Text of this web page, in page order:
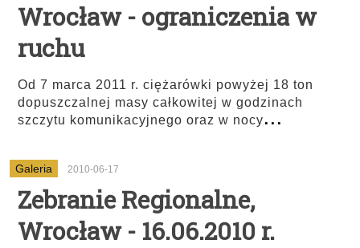
Wrocław - ograniczenia w
ruchu
Od 7 marca 2011 r. ciężarówki powyżej 18 ton
dopuszczalnej masy całkowitej w godzinach
szczytu komunikacyjnego oraz w nocy...
Galeria 2010-06-17
Zebranie Regionalne,
Wrocław - 16.06.2010 r.